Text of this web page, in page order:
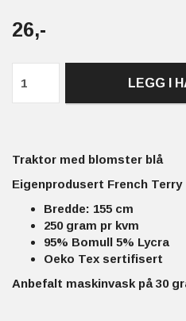
26,-
LEGG I
Traktor med blomster blå
Eigenprodusert French Terry
Bredde: 155 cm
250 gram pr kvm
95% Bomull 5% Lycra
Oeko Tex sertifisert
Anbefalt maskinvask på 30